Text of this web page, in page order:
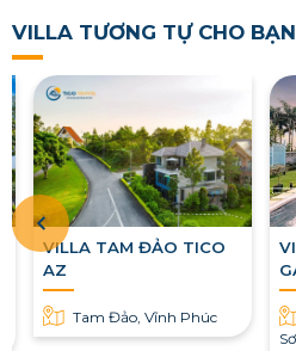
VILLA TƯƠNG TỰ CHO BẠN
VILLA TAM ĐẢO TICO
AZ
Tam Đảo, Vĩnh Phúc